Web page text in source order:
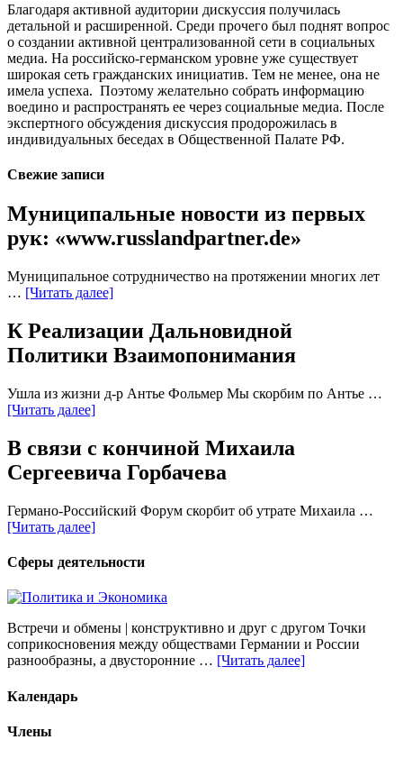
Благодаря активной аудитории дискуссия получилась
детальной и расширенной. Среди прочего был поднят вопрос
о создании активной централизованной сети в социальных
медиа. На российско-германском уровне уже существует
широкая сеть гражданских инициатив. Тем не менее, она не
имела успеха. Поэтому желательно собрать информацию
воедино и распространять ее через социальные медиа. После
экспертного обсуждения дискуссия продорожилась в
индивидуальных беседах в Общественной Палате РФ.
Свежие записи
Муниципальные новости из первых
рук: «www.russlandpartner.de»
Муниципальное сотрудничество на протяжении многих лет
… [Читать далее]
К Реализации Дальновидной
Политики Взаимопонимания
Ушла из жизни д-р Антье Фольмер Мы скорбим по Антье …
[Читать далее]
В связи с кончиной Михаила
Сергеевича Горбачева
Германо-Российский Форум скорбит об утрате Михаила …
[Читать далее]
Сферы деятельности
Встречи и обмены | конструктивно и друг с другом Точки
соприкосновения между обществами Германии и России
разнообразны, а двусторонние … [Читать далее]
Календарь
Члены